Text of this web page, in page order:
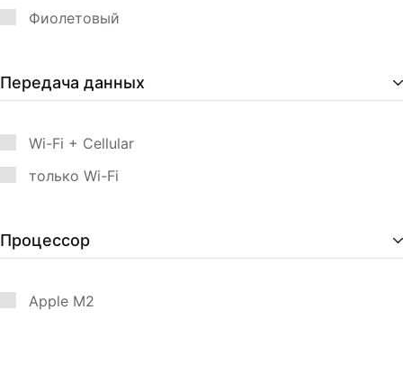
Фиолетовый
Передача данных
Wi-Fi + Cellular
только Wi-Fi
Процессор
Apple M2